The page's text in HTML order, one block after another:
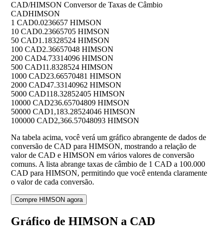
CAD/HIMSON Conversor de Taxas de Câmbio
CADHIMSON
1 CAD0.0236657 HIMSON
10 CAD0.23665705 HIMSON
50 CAD1.18328524 HIMSON
100 CAD2.36657048 HIMSON
200 CAD4.73314096 HIMSON
500 CAD11.8328524 HIMSON
1000 CAD23.66570481 HIMSON
2000 CAD47.33140962 HIMSON
5000 CAD118.32852405 HIMSON
10000 CAD236.65704809 HIMSON
50000 CAD1,183.28524046 HIMSON
100000 CAD2,366.57048093 HIMSON
Na tabela acima, você verá um gráfico abrangente de dados de
conversão de CAD para HIMSON, mostrando a relação de
valor de CAD e HIMSON em vários valores de conversão
comuns. A lista abrange taxas de câmbio de 1 CAD a 100.000
CAD para HIMSON, permitindo que você entenda claramente
o valor de cada conversão.
Compre HIMSON agora
Gráfico de HIMSON a CAD